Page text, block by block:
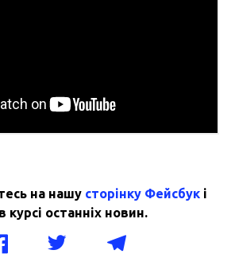
на нашу сторінку Фейсбук і
останніх новин.